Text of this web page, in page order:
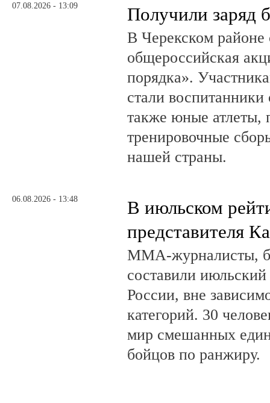
07.08.2026 - 13:09 Получили заряд
В Черекском районе
общероссийская
порядка».
стали
также юные атлеты,
тренировочные
нашей страны.
06.08.2026 - 13:48
В июльском
представителя
ММА-журналисты,
составили
России, вне
категорий. 30
мир смешанных
бойцов по ранжиру.